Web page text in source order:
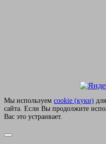
Мы используем сookie (куки)
сайта. Если Вы продолжите
Вас это устраивает.